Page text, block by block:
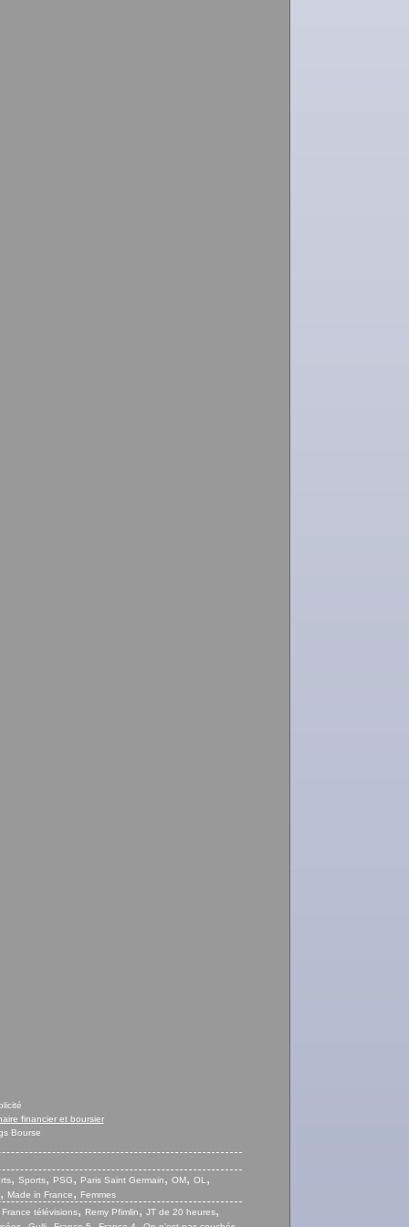
financier et boursier
Bourse
, Sports, PSG, Paris Saint Germain, OM, OL ,
, Made in France, Femmes
France télévisions, Remy Pfimlin, JT de 20 heures,